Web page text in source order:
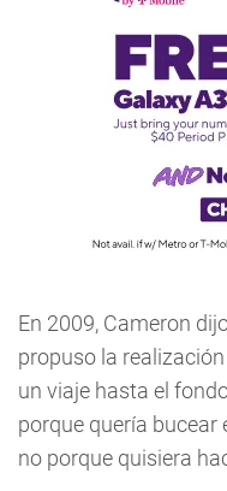
En 2009, Cameron
propuso la
un viaje hasta el
porque quería bucear
no porque quisiera